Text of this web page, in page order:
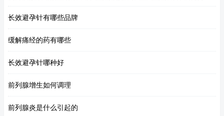
长效避孕针有哪些品牌
缓解痛经的药有哪些
长效避孕针哪种好
前列腺增生如何调理
前列腺炎是什么引起的